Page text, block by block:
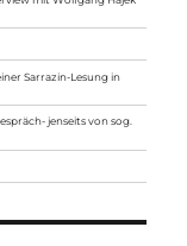
Sarrazin-Lesung in
jenseits von sog.